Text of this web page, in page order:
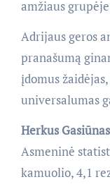
amžiaus
Adrijaus geros
pranašumą
įdomus
universalumas
Herkus Gasiūnas
Asmeninė
kamuolio, 4,1